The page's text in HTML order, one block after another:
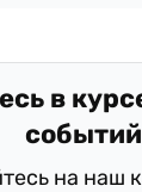
в
на наш